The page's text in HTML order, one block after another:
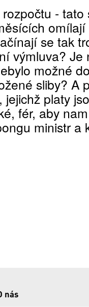
- tato
se tak
výmluva? Je
možné
sliby? A
platy
fér, aby
ministr a
nás